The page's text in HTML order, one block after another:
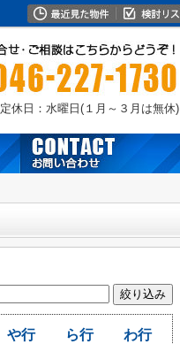
定休日：水曜日(１月～３月は無休)
や行 ら行 わ行